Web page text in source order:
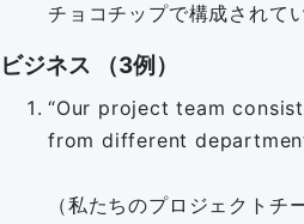
チョコチップで構成されて
ビジネス （3例）
“Our project team
from different
（私たちのプロジェクトチ